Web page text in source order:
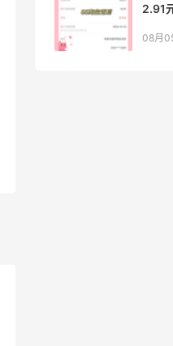
2.91
08月